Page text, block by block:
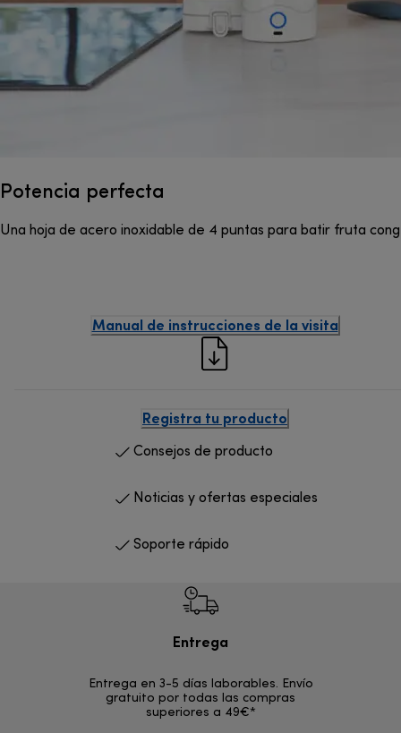
Potencia perfecta
Una hoja de acero inoxidable de 4 puntas para batir fruta
Manual de instrucciones de la visita
Registra tu producto
Consejos de producto
Noticias y ofertas especiales
Soporte rápido
Entrega
Entrega en 3-5 días laborables. Envío
gratuito por todas las compras
superiores a 49€*